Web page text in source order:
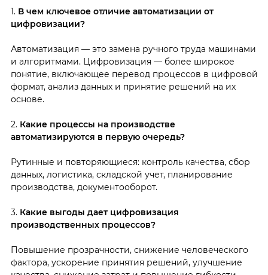
1. В чем ключевое отличие автоматизации от
цифровизации?
Автоматизация — это замена ручного труда машинами
и алгоритмами. Цифровизация — более широкое
понятие, включающее перевод процессов в цифровой
формат, анализ данных и принятие решений на их
основе.
2. Какие процессы на производстве
автоматизируются в первую очередь?
Рутинные и повторяющиеся: контроль качества, сбор
данных, логистика, складской учет, планирование
производства, документооборот.
3. Какие выгоды дает цифровизация
производственных процессов?
Повышение прозрачности, снижение человеческого
фактора, ускорение принятия решений, улучшение